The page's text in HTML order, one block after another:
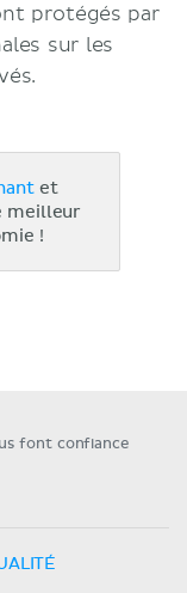
protégés par
sur les
et
meilleur
!
font confiance